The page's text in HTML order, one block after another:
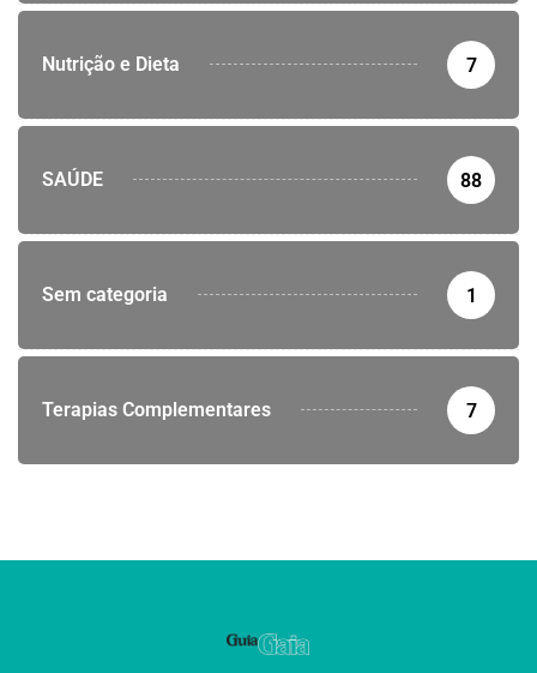
Nutrição e Dieta 7
SAÚDE 88
Sem categoria 1
Terapias Complementares 7